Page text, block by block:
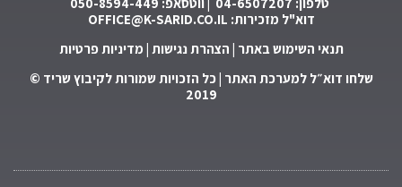
דוא"ל מזכירות: OFFICE@K-SARID.CO.IL
תנאי השימוש באתר הצהרת נגישות מדיניות פרטיות
שלחו דוא״ל למערכת האתר | כל הזכויות שמורות לקיבוץ שריד ©
2019